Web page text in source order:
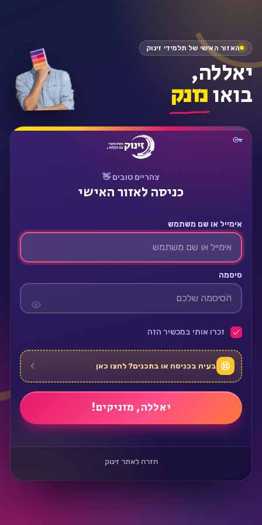
צהריים טובים 👋
כניסה לאזור האישי
אימייל או שם משתמש
סיסמה
זכרו אותי במכשיר הזה
בעיה בכניסה או בתכנים? לחצו כאן
חזרה לאתר זינוק
האזור האישי של תלמידי זינוק
יאללה,
בואונזנק